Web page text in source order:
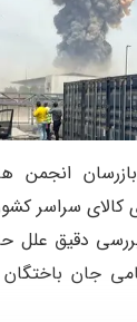
انجمن
سراسر
دقیق علل
جان